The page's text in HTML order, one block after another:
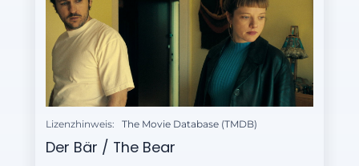
Lizenzhinweis: The Movie Database (TMDB)
Der Bär / The Bear